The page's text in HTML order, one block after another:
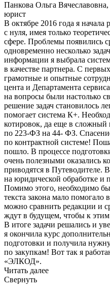
Панкова Ольга Вячеславовна,
юрист
В октябре 2016 года я начала
с нуля, имея только
сфере. Проблемы появились
одновременно несколько
информации я выбрала
в качестве партнера. С
грамотные и опытные
цента и Департамента
на вопросы были настолько
решение задач становилось
помогает система К+.
котировок, да еще в
по 223-ФЗ на 44- ФЗ.
по контрактной системе!
пошло. В процессе
очень полезными оказались
приводятся в Путеводителе.
на юридической обработке и
Помимо этого, необходимо
текста закона мало помогало
можно сравнить редакции и
ждут в будущем, чтобы к
В итоге задачи решались и
я окончила курс
подготовки и получила
по закупкам! Вот так я
«ЭЛКОД».
Читать далее
Свернуть